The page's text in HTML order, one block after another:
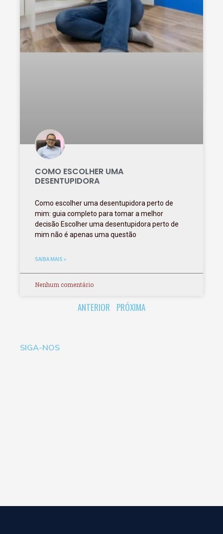
COMO ESCOLHER UMA
DESENTUPIDORA
Como escolher uma desentupidora perto de
mim: guia completo para tomar a melhor
decisão Escolher uma desentupidora perto de
mim não é apenas uma questão
SAIBA MAIS »
Nenhum comentário
ANTERIOR PRÓXIMA
SIGA-NOS